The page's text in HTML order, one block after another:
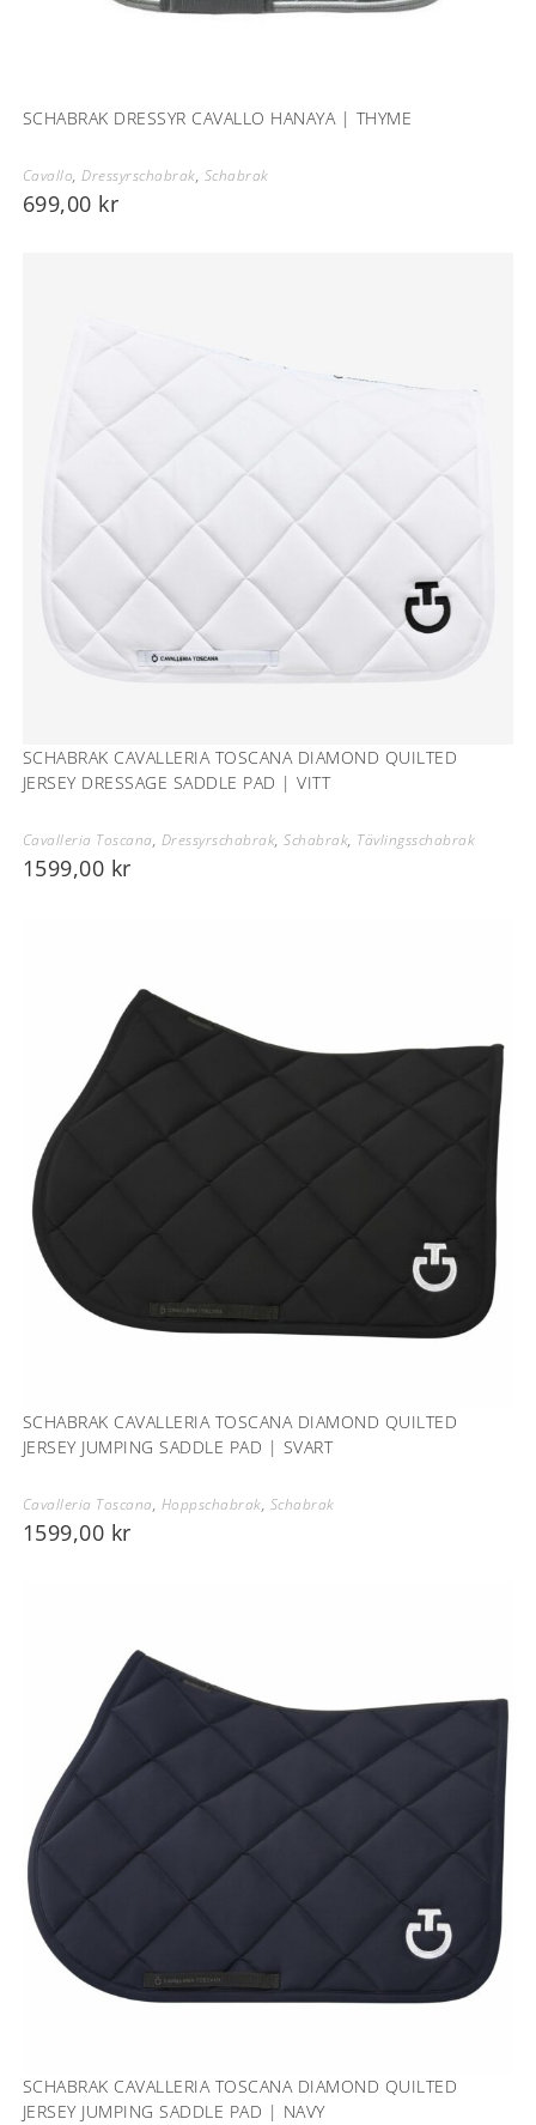
SCHABRAK DRESSYR CAVALLO HANAYA | THYME
Cavallo,Dressyrschabrak, Schabrak
699,00 kr
SCHABRAK CAVALLERIA TOSCANA DIAMOND QUILTED
JERSEY DRESSAGE SADDLE PAD | VITT
Cavalleria Toscana, Dressyrschabrak,Schabrak, Tävlingsschabrak
1599,00 kr
SCHABRAK CAVALLERIA TOSCANA DIAMOND QUILTED
JERSEY JUMPING SADDLE PAD | SVART
Cavalleria Toscana, Hoppschabrak, Schabrak
1599,00 kr
SCHABRAK CAVALLERIA TOSCANA DIAMOND QUILTED
JERSEY JUMPING SADDLE PAD | NAVY